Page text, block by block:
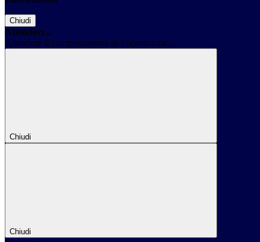
Chiudi
Attendere...
Attendere il completamento dell'operazione...
Chiudi
Chiudi